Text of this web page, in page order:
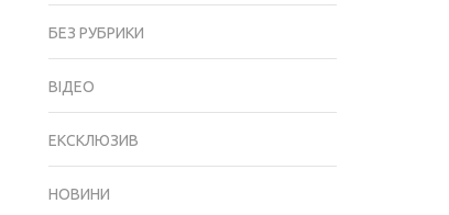
БЕЗ РУБРИКИ
ВІДЕО
ЕКСКЛЮЗИВ
НОВИНИ